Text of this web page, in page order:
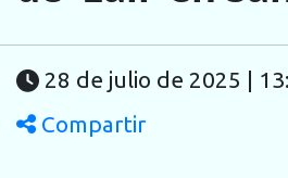
28 de julio de 2025 |
Compartir